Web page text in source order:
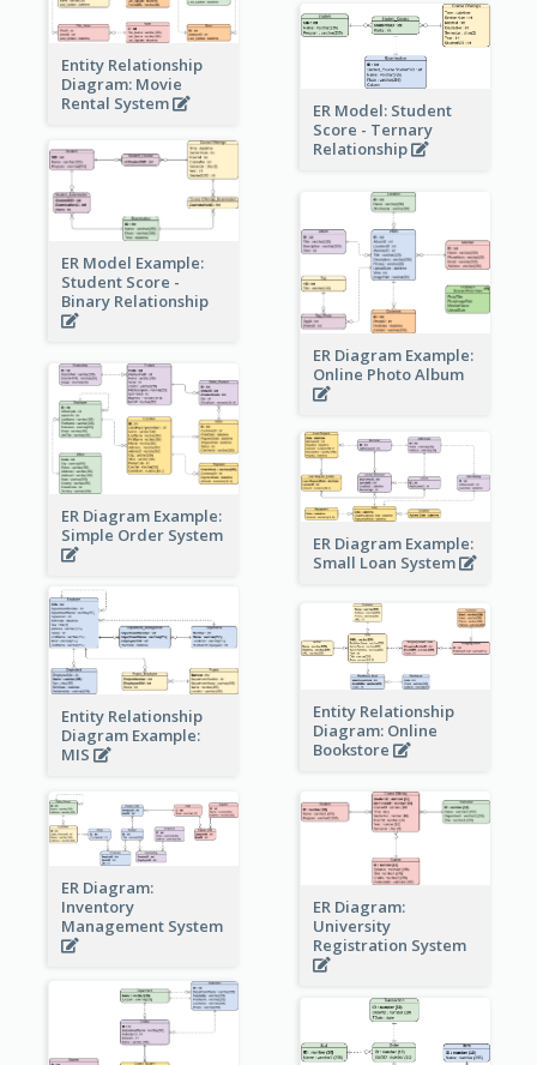
Entity Relationship
Diagram: Movie
Rental System
ER Model: Student
Score - Ternary
Relationship
ER Model Example:
Student Score -
Binary Relationship
ER Diagram Example:
Online Photo Album
ER Diagram Example:
Simple Order System
ER Diagram Example:
Small Loan System
Entity Relationship
Diagram Example:
MIS
Entity Relationship
Diagram: Online
Bookstore
ER Diagram:
Inventory
Management System
ER Diagram:
University
Registration System